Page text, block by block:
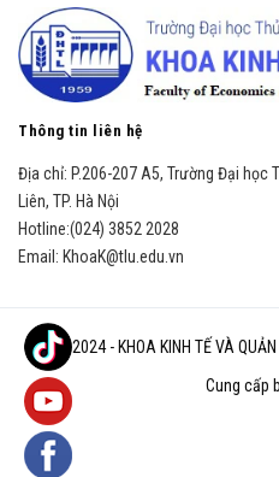
Thông tin liên hệ
Địa chỉ: P.206-207 A5, Trường Đại học
Liên, TP. Hà Nội
Hotline:(024) 3852 2028
Email: KhoaK@tlu.edu.vn
© 2024 - KHOA KINH TẾ VÀ QUẢN
Cung cấp